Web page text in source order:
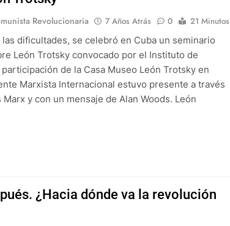
Revolucionaria 7 Años Atrás 0
21 Minutos
dificultades, se celebró en Cuba un seminario
León Trotsky convocado por el Instituto de
de la Casa Museo León Trotsky en
Marxista Internacional estuvo presente a través
y con un mensaje de Alan Woods. León
¿Hacia dónde va la revolución